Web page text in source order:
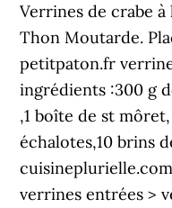
Verrines de crabe à
Thon Moutarde.
petitpaton.fr
ingrédients :300 g
,1 boîte de st
échalotes,10 brins
verrines entrées >